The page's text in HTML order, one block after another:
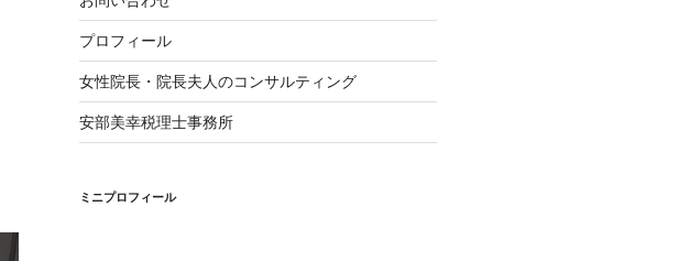
プロフィール
女性院長・院長夫人のコンサルティング
安部美幸税理士事務所
ミニプロフィール